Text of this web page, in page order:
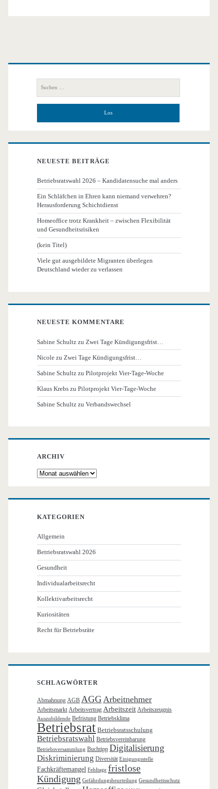
Primäre
Seitenleiste
nach:
NEUESTE BEITRÄGE
Betriebsratswahl 2026 – Kandidatensuche mal anders
Ein Schläfchen in Ehren kann niemand verwehren?
Herausforderung Schichtdienst
Homeoffice trotz Krankheit – zwischen Flexibilität
und Gesundheitsrisiken
(kein Titel)
Viele gut ausgebildete Migranten überlegen
Deutschland wieder zu verlassen
NEUESTE KOMMENTARE
Sabine Schultz zu Zwei Tage Kündigungsfrist…
Nicole zu Zwei Tage Kündigungsfrist…
Sabine Schultz zuPilotprojekt Vier-Tage-Woche
Klaus Krebs zuPilotprojekt Vier-Tage-Woche
Sabine Schultz zuVerbandswechsel
ARCHIV
Archiv
KATEGORIEN
Allgemein
Betriebsratswahl 2026
Gesundheit
Individualarbeitsrecht
Kollektivarbeitsrecht
Kuriositäten
Recht für Betriebsräte
SCHLAGWÖRTER
Abmahnung AGB AGG Arbeitnehmer
Arbeitsmarkt Arbeitsvertrag Arbeitszeit Arbeitszeugnis
Auszubildende Befristung Betriebsklima
Betriebsrat Betriebsratsschulung
Betriebsratswahl Betriebsvereinbarung
Betriebsversammlung Buchtipp Digitalisierung
Diskriminierung Diversität Einigungsstelle
Fachkräftemangel Fehltage fristlose
Kündigung Gefährdungsbeurteilung Gesundheitsschutz